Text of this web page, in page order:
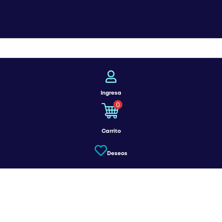
Ingresa
0
Carrito
Deseos